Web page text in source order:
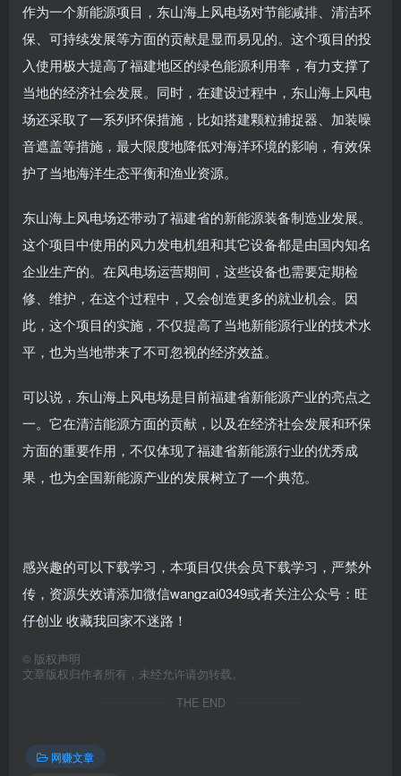
作为一个新能源项目，东山海上风电场对节能减排、清洁环
保、可持续发展等方面的贡献是显而易见的。这个项目的投
入使用极大提高了福建地区的绿色能源利用率，有力支撑了
当地的经济社会发展。同时，在建设过程中，东山海上风电
场还采取了一系列环保措施，比如搭建颗粒捕捉器、加装噪
音遮盖等措施，最大限度地降低对海洋环境的影响，有效保
护了当地海洋生态平衡和渔业资源。
东山海上风电场还带动了福建省的新能源装备制造业发展。
这个项目中使用的风力发电机组和其它设备都是由国内知名
企业生产的。在风电场运营期间，这些设备也需要定期检
修、维护，在这个过程中，又会创造更多的就业机会。因
此，这个项目的实施，不仅提高了当地新能源行业的技术水
平，也为当地带来了不可忽视的经济效益。
可以说，东山海上风电场是目前福建省新能源产业的亮点之
一。它在清洁能源方面的贡献，以及在经济社会发展和环保
方面的重要作用，不仅体现了福建省新能源行业的优秀成
果，也为全国新能源产业的发展树立了一个典范。
感兴趣的可以下载学习，本项目仅供会员下载学习，严禁外
传，资源失效请添加微信wangzai0349或者关注公众号：旺
仔创业 收藏我回家不迷路！
© 版权声明
文章版权归作者所有，未经允许请勿转载。
THE END
网赚文章